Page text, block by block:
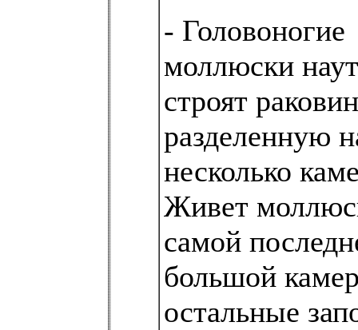
- Головоногие
моллюски
строят
разделенную
несколько
Живет
самой
большой
остальные